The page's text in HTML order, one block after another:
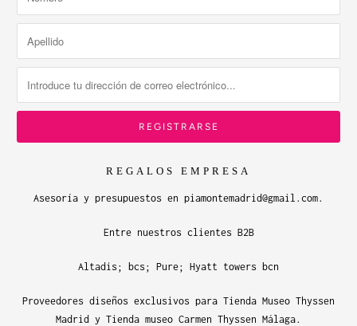
REGALOS EMPRESA
Asesoría y presupuestos en piamontemadrid@gmail.com.
Entre nuestros clientes B2B
Altadis; bcs; Pure; Hyatt towers bcn
Proveedores diseños exclusivos para Tienda Museo Thyssen
Madrid y Tienda museo Carmen Thyssen Málaga.